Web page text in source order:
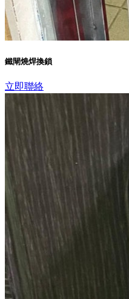
鐵閘燒焊換鎖
立即聯絡